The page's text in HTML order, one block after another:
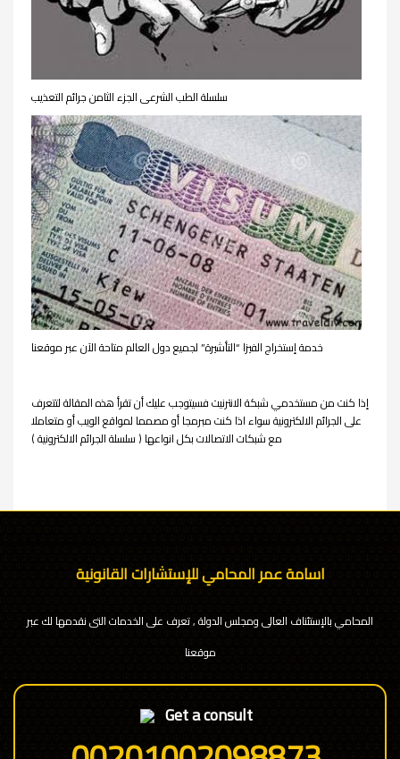
سلسلة الطب الشرعى الجزء الثامن جرائم التعذيب
خدمة إستخراج الفيزا “التأشيرة” لجميع دول العالم متاحة الآن عبر موقعنا
إذا كنت من مستخدمي شبكة الانترنيت فسيتوجب عليك أن تقرأ هذه المقالة لتتعرف
على الجرائم الالكترونية سواء اذا كنت مبرمجا أو مصمما لمواقع الويب أو متعاملا
مع شبكات الاتصالات بكل انواعها ( سلسلة الجرائم الالكترونية )
اسامة عمر المحامي للإستشارات القانونية
المحامي بالإستئناف العالى ومجلس الدولة , تعرف على الخدمات التى نقدمها لك عبر
موقعنا
Get a consult